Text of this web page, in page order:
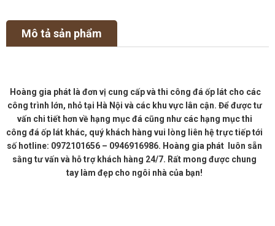
Mô tả sản phẩm
Hoàng gia phát là đơn vị cung cấp và thi công đá ốp lát cho các
công trình lớn, nhỏ tại Hà Nội và các khu vực lân cận. Để được tư
vấn chi tiết hơn về hạng mục đá cũng như các hạng mục thi
công đá ốp lát khác, quý khách hàng vui lòng liên hệ trực tiếp tới
số hotline: 0972101656 – 0946916986. Hoàng gia phát luôn sẵn
sằng tư vấn và hỗ trợ khách hàng 24/7. Rất mong được chung
tay làm đẹp cho ngôi nhà của bạn!